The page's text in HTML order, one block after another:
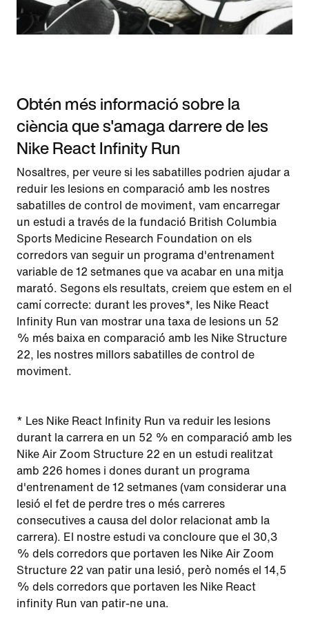
Obtén més informació sobre la
ciència que s'amaga darrere de les
Nike React Infinity Run
Nosaltres, per veure si les sabatilles podrien ajudar a
reduir les lesions en comparació amb les nostres
sabatilles de control de moviment, vam encarregar
un estudi a través de la fundació British Columbia
Sports Medicine Research Foundation on els
corredors van seguir un programa d'entrenament
variable de 12 setmanes que va acabar en una mitja
marató. Segons els resultats, creiem que estem en el
camí correcte: durant les proves*, les Nike React
Infinity Run van mostrar una taxa de lesions un 52
% més baixa en comparació amb les Nike Structure
22, les nostres millors sabatilles de control de
moviment.
* Les Nike React Infinity Run va reduir les lesions
durant la carrera en un 52 % en comparació amb les
Nike Air Zoom Structure 22 en un estudi realitzat
amb 226 homes i dones durant un programa
d'entrenament de 12 setmanes (vam considerar una
lesió el fet de perdre tres o més carreres
consecutives a causa del dolor relacionat amb la
carrera). El nostre estudi va concloure que el 30,3
% dels corredors que portaven les Nike Air Zoom
Structure 22 van patir una lesió, però només el 14,5
% dels corredors que portaven les Nike React
infinity Run van patir-ne una.